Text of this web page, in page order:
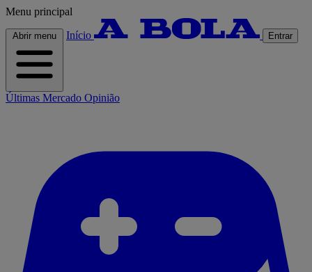
Menu principal
Abrir menu Início Entrar
Últimas Mercado Opinião